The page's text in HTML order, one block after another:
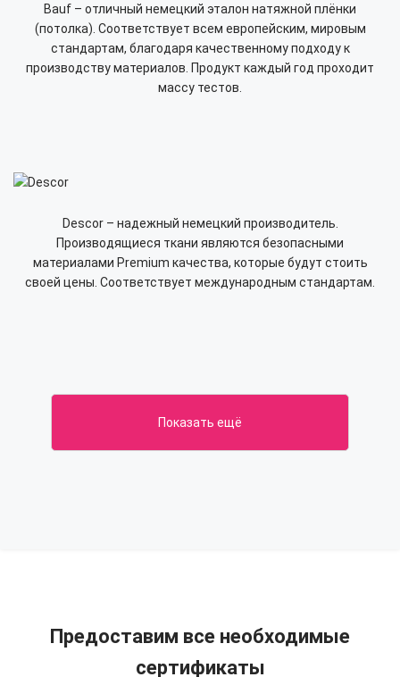
Bauf – отличный немецкий эталон натяжной плёнки
(потолка). Соответствует всем европейским, мировым
стандартам, благодаря качественному подходу к
производству материалов. Продукт каждый год проходит
массу тестов.
Descor – надежный немецкий производитель.
Производящиеся ткани являются безопасными
материалами Premium качества, которые будут стоить
своей цены. Соответствует международным стандартам.
Показать ещё
Предоставим все необходимые
сертификаты